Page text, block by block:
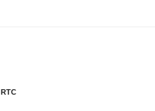
RTC